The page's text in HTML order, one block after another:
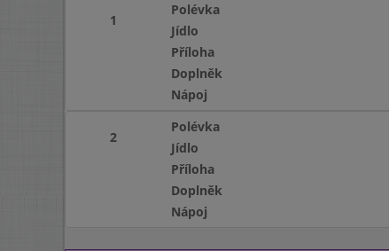
1
Polévka
Jídlo
Příloha
Doplněk
Nápoj
2
Polévka
Jídlo
Příloha
Doplněk
Nápoj